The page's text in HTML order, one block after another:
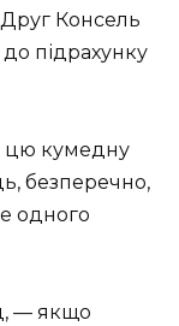
Консель
підрахунку
цю кумедну
безперечно,
одного
— якщо